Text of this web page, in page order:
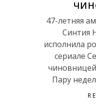
47-летняя
Синтия
исполнила
сериале
Пару